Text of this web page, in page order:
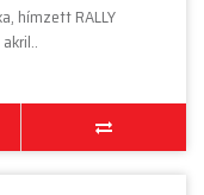
hímzett RALLY